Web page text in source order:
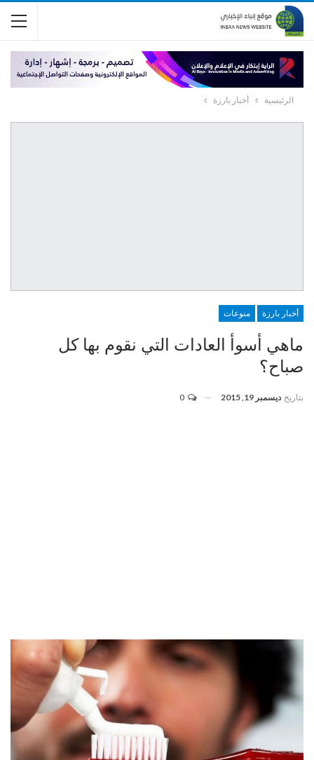
الرئيسية أخبار بارزة
أخبار بارزة منوعات
ماهي أسوأ العادات التي نقوم بها كل
صباح؟
بتاريخ ديسمبر 19, 2015